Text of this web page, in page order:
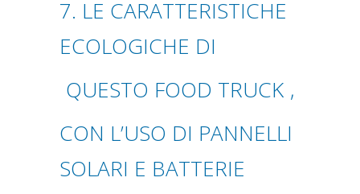
7. LE CARATTERISTICHE
ECOLOGICHE DI
QUESTO FOOD TRUCK ,
CON L’USO DI PANNELLI
SOLARI E BATTERIE